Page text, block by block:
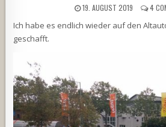
19. AUGUST 2019 4
Ich habe es endlich wieder auf den
geschafft.